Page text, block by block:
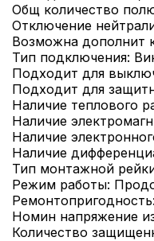
Общ количество
Отключение
Возможна дополнит
Тип подключения:
Подходит для
Подходит для
Наличие теплового
Наличие
Наличие
Наличие
Тип монтажной
Режим работы:
Номин напряжение
Количество